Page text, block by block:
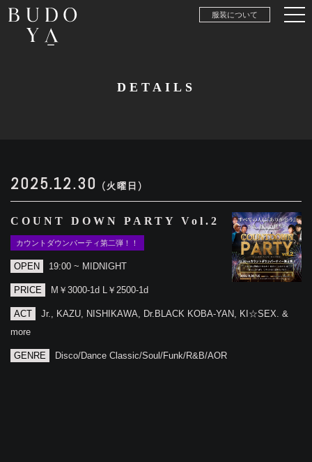
服装について
DETAILS
2025.12.30 (火曜日)
COUNT DOWN PARTY Vol.2
カウントダウンパーティ第二弾！！
OPEN 19:00 ~ MIDNIGHT
PRICE M￥3000-1d L￥2500-1d
ACT
Jr., KAZU, NISHIKAWA, Dr.BLACK KOBA-YAN, KI☆SEX. &
more
GENRE Disco/Dance Classic/Soul/Funk/R&B/AOR